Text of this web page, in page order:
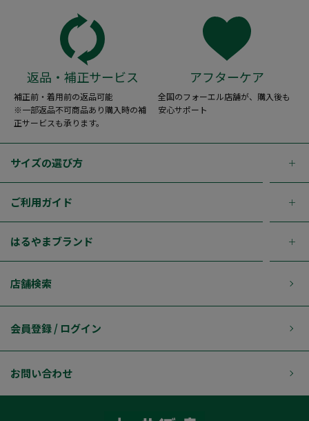
返品・補正サービス
補正前・着用前の返品可能
※一部返品不可商品あり購入時の補
正サービスも承ります。
アフターケア
全国のフォーエル店舗が、購入後も
安心サポート
サイズの選び方
ご利用ガイド
はるやまブランド
店舗検索
会員登録 / ログイン
お問い合わせ